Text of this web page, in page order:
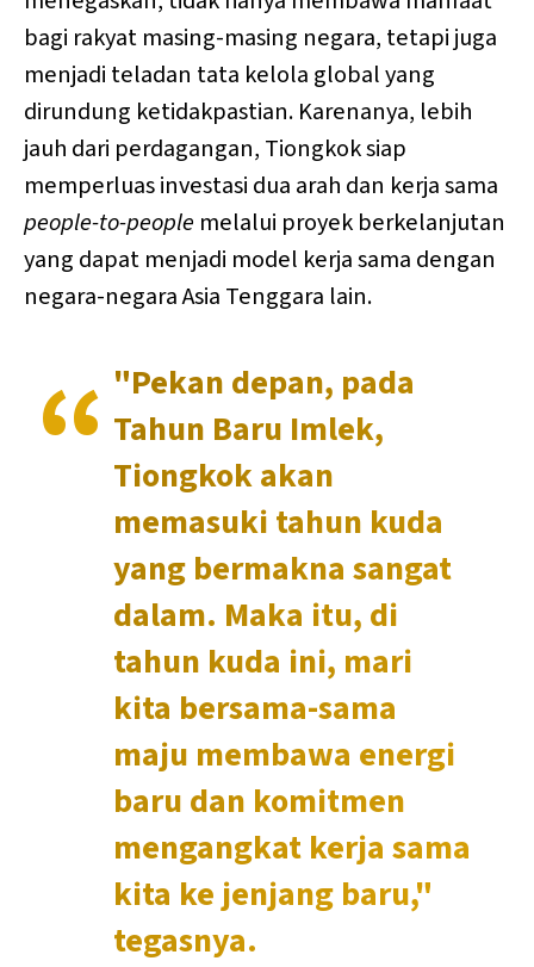
bagi rakyat masing-masing negara, tetapi juga
menjadi teladan tata kelola global yang
dirundung ketidakpastian. Karenanya, lebih
jauh dari perdagangan, Tiongkok siap
memperluas investasi dua arah dan kerja sama
people-to-people melalui proyek berkelanjutan
yang dapat menjadi model kerja sama dengan
negara-negara Asia Tenggara lain.
"Pekan depan, pada
Tahun Baru Imlek,
Tiongkok akan
memasuki tahun kuda
yang bermakna sangat
dalam. Maka itu, di
tahun kuda ini, mari
kita bersama-sama
maju membawa energi
baru dan komitmen
mengangkat kerja sama
kita ke jenjang baru,"
tegasnya.